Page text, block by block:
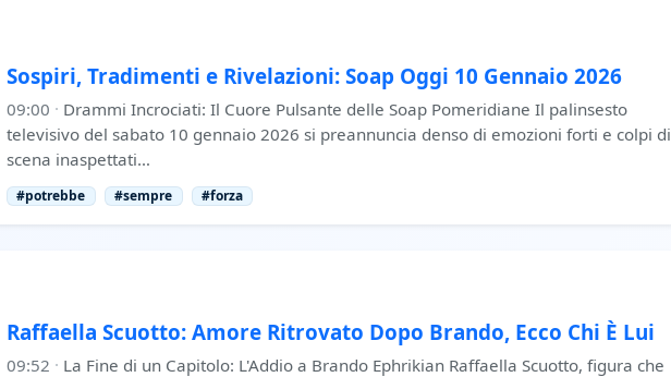
Sospiri, Tradimenti e Rivelazioni: Soap Oggi 10 Gennaio 2026
09:00 · Drammi Incrociati: Il Cuore Pulsante delle Soap Pomeridiane Il palinsesto
televisivo del sabato 10 gennaio 2026 si preannuncia denso di emozioni forti e colpi di
scena inaspettati…
#potrebbe #sempre #forza
Raffaella Scuotto: Amore Ritrovato Dopo Brando, Ecco Chi È Lui
09:52 · La Fine di un Capitolo: L'Addio a Brando Ephrikian Raffaella Scuotto, figura che